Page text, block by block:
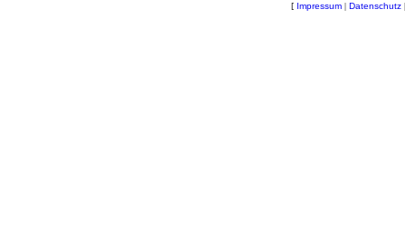
[ Impressum | Datenschutz